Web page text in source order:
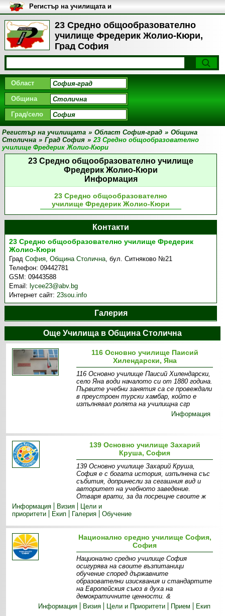
23 Средно общообразователно
училище Фредерик Жолио-Кюри,
Град София
Регистър на училищата и
университетите в България
Област
Община
Град/село
Регистър на училищата » Област София-град » Община
Столична » Град София » 23 Средно общообразователно
училище Фредерик Жолио-Кюри
23 Средно общообразователно училище
Фредерик Жолио-Кюри
Информация
23 Средно общообразователно
училище Фредерик Жолио-Кюри
Контакти
23 Средно общообразователно училище Фредерик
Жолио-Кюри
ГрадСофия,Община Столична,бул. Ситняково №21
Телефон:09442781
GSM:09443588
Email: lycee23@abv.bg
Интернет сайт:23sou.info
Галерия
Още Училища в Община Столична
116 Основно училище Паисий
Хилендарски, Яна
116 Основно училище Паисий Хилендарски,
село Яна води началото си от 1880 година.
Първите учебни занятия са се провеждали
в преустроен турски хамбар, който е
изпълнявал ролята на училищна сгр
Информация
139 Основно училище Захарий
Круша, София
139 Основно училище Захарий Круша,
София е с богата история, изпълнена със
събития, допринесли за сегашния вид и
авторитет на учебното заведение.
Отваря врати, за да посрещне своите ж
Информация
Визия
Цели и
приоритети
Екип Галерия Обучение
Национално средно училище София,
София
Национално средно училище София
осигурява на своите възпитаници
обучение според държавните
образователни изисквания и стандартите
на Европейския съюз в духа на
демократичните ценности. &
Информация
Визия Цели и Приоритети Прием Екип